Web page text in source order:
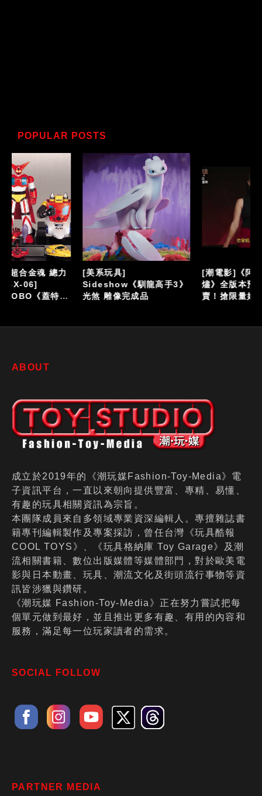
POPULAR POSTS
[美系玩具]
Sideshow《馴龍高手3》
光煞 雕像完成品
[潮電影]《阿凡達：火與
燼》全版本預售票熱烈開
賣！搶限量好禮！全台震
ABOUT
成立於2019年的《潮玩媒Fashion-Toy-Media》電
子資訊平台，一直以來朝向提供豐富、專精、易懂、
有趣的玩具相關資訊為宗旨。
本團隊成員來自多領域專業資深編輯人。專擅雜誌書
籍專刊編輯製作及專案採訪，曾任台灣《玩具酷報
COOL TOYS》、《玩具格納庫 Toy Garage》及潮
流相關書籍、數位出版媒體等媒體部門，對於歐美電
影與日本動畫、玩具、潮流文化及街頭流行事物等資
訊皆涉獵與鑽研。
《潮玩媒 Fashion-Toy-Media》正在努力嘗試把每
個單元做到最好，並且推出更多有趣、有用的內容和
服務，滿足每一位玩家讀者的需求。
SOCIAL FOLLOW
PARTNER MEDIA